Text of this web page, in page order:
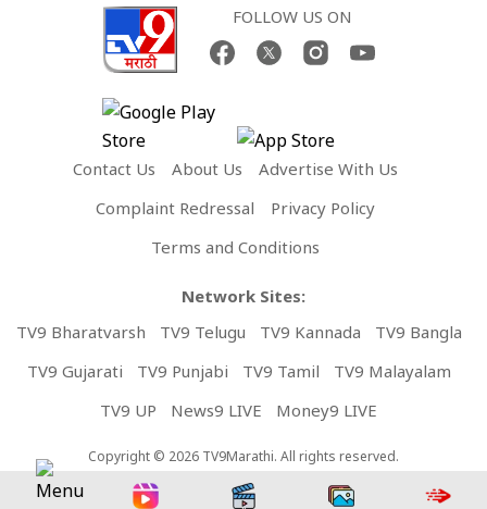
FOLLOW US ON
Contact Us About Us
Advertise With Us
Complaint Redressal
Privacy Policy
Terms and Conditions
Network Sites:
TV9 Bharatvarsh
TV9 Telugu TV9 Kannada
TV9 Bangla
TV9 Gujarati
TV9 Punjabi TV9 Tamil
TV9 Malayalam
TV9 UP
News9 LIVE Money9 LIVE
Copyright © 2026 TV9Marathi. All rights reserved.